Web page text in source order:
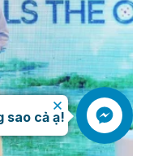
Liên hệ
sao cả ạ!